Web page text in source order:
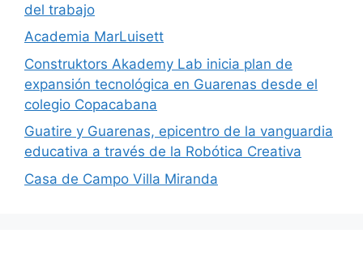
del trabajo
Academia MarLuisett
Construktors Akademy Lab inicia plan de
expansión tecnológica en Guarenas desde el
colegio Copacabana
Guatire y Guarenas, epicentro de la vanguardia
educativa a través de la Robótica Creativa
Casa de Campo Villa Miranda